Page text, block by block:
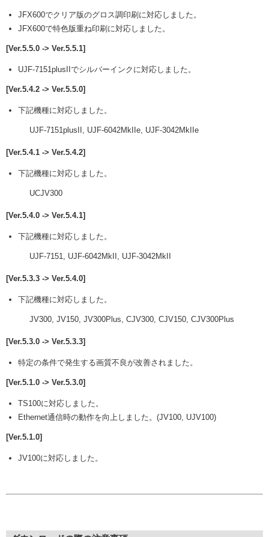
JFX600でクリア版のグロス調印刷に対応しました。
JFX600で特色版重ね印刷に対応しました。
[Ver.5.5.0 -> Ver.5.5.1]
UJF-7151plusIIでシルバーインクに対応しました。
[Ver.5.4.2 -> Ver.5.5.0]
下記機種に対応しました。
UJF-7151plusII, UJF-6042MkIIe, UJF-3042MkIIe
[Ver.5.4.1 -> Ver.5.4.2]
下記機種に対応しました。
UCJV300
[Ver.5.4.0 -> Ver.5.4.1]
下記機種に対応しました。
UJF-7151, UJF-6042MkII, UJF-3042MkII
[Ver.5.3.3 -> Ver.5.4.0]
下記機種に対応しました。
JV300, JV150, JV300Plus, CJV300, CJV150, CJV300Plus
[Ver.5.3.0 -> Ver.5.3.3]
特定の条件で発生する画質不良が改善されました。
[Ver.5.1.0 -> Ver.5.3.0]
TS100に対応しました。
Ethernet通信時の動作を向上しました。(JV100, UJV100)
[Ver.5.1.0]
JV100に対応しました。